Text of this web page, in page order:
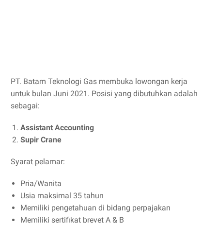
PT. Batam Teknologi Gas membuka lowongan kerja
untuk bulan Juni 2021. Posisi yang dibutuhkan adalah
sebagai:
Assistant Accounting
Supir Crane
Syarat pelamar:
Pria/Wanita
Usia maksimal 35 tahun
Memiliki pengetahuan di bidang perpajakan
Memiliki sertifikat brevet A & B